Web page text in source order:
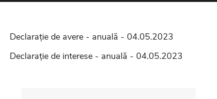
Declarație de avere - anuală - 04.05.2023
Declarație de interese - anuală - 04.05.2023